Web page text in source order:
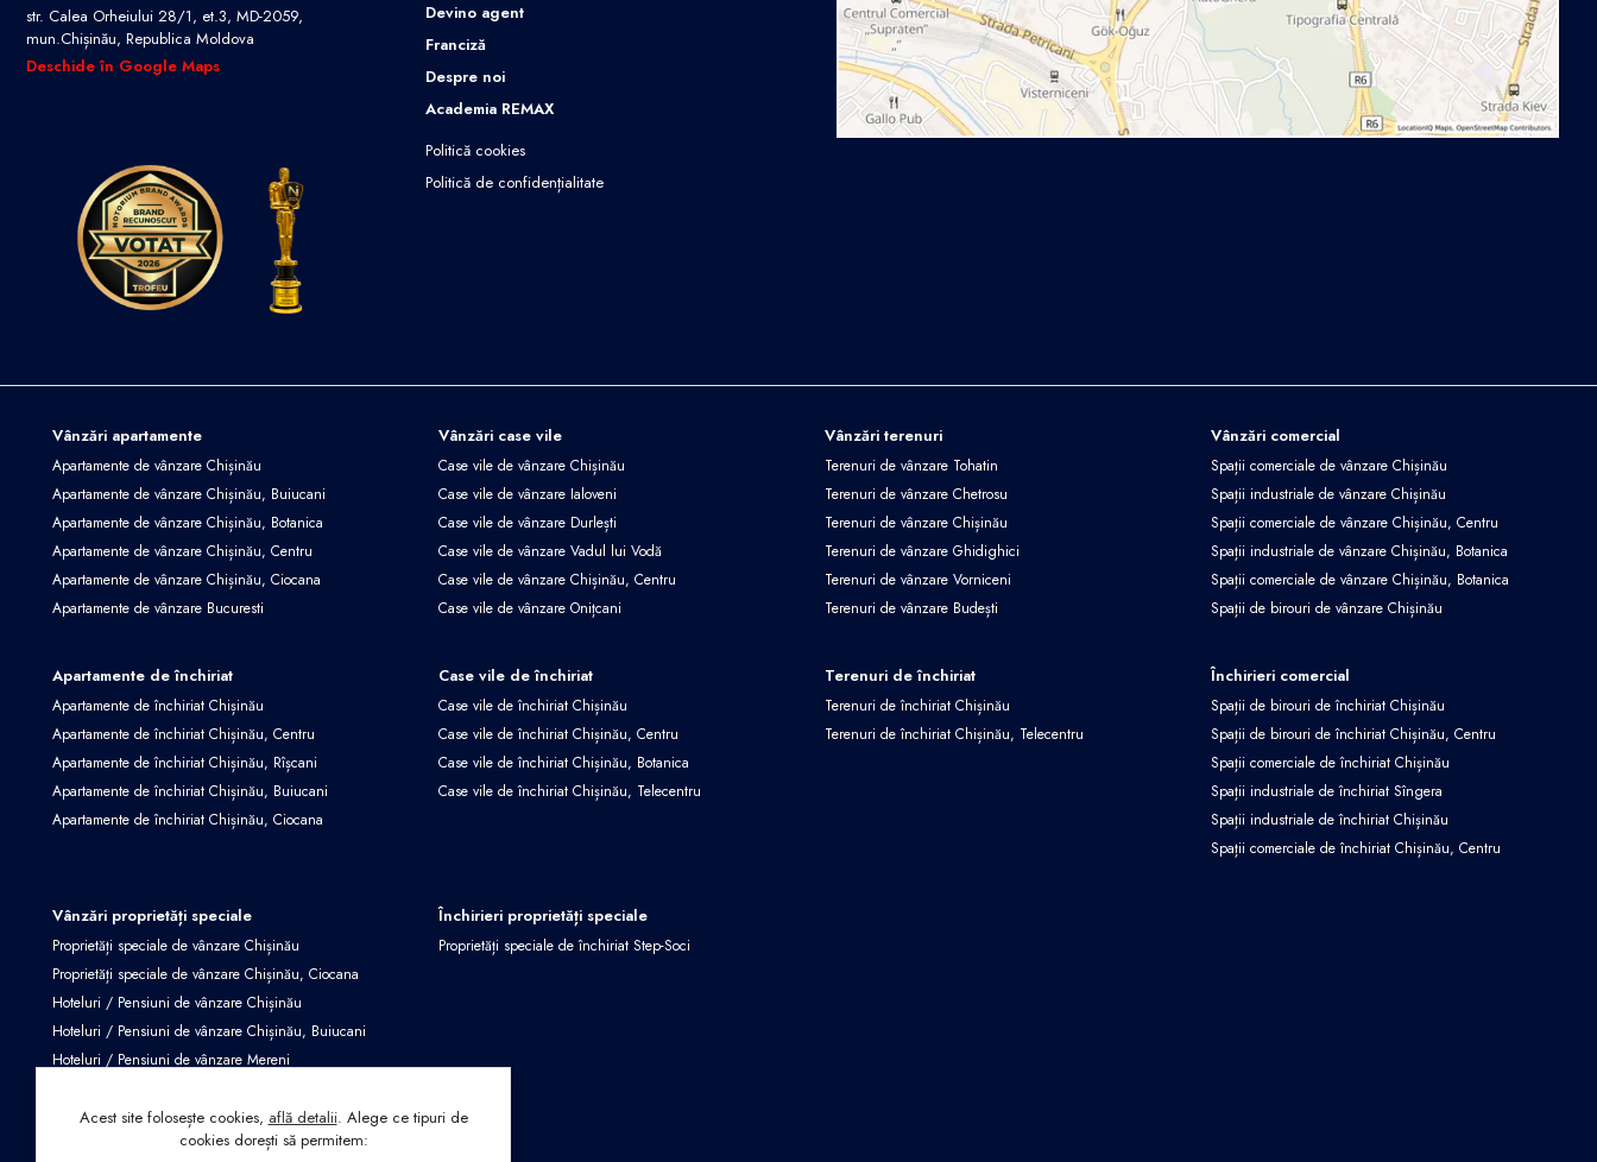
str. Calea Orheiului 28/1, et.3, MD-2059,
mun.Chișinău, Republica Moldova
Deschide în Google Maps
Devino agent
Franciză
Despre noi
Academia REMAX
Politică cookies
Politică de confidențialitate
Vânzări apartamente
Apartamente de vânzare Chișinău
Apartamente de vânzare Chișinău, Buiucani
Apartamente de vânzare Chișinău, Botanica
Apartamente de vânzare Chișinău, Centru
Apartamente de vânzare Chișinău, Ciocana
Apartamente de vânzare Bucuresti
Vânzări case vile
Case vile de vânzare Chișinău
Case vile de vânzare Ialoveni
Case vile de vânzare Durlești
Case vile de vânzare Vadul lui Vodă
Case vile de vânzare Chișinău, Centru
Case vile de vânzare Onițcani
Vânzări terenuri
Terenuri de vânzare Tohatin
Terenuri de vânzare Chetrosu
Terenuri de vânzare Chișinău
Terenuri de vânzare Ghidighici
Terenuri de vânzare Vorniceni
Terenuri de vânzare Budești
Vânzări comercial
Spații comerciale de vânzare Chișinău
Spații industriale de vânzare Chișinău
Spații comerciale de vânzare Chișinău, Centru
Spații industriale de vânzare Chișinău, Botanica
Spații comerciale de vânzare Chișinău, Botanica
Spații de birouri de vânzare Chișinău
Apartamente de închiriat
Apartamente de închiriat Chișinău
Apartamente de închiriat Chișinău, Centru
Apartamente de închiriat Chișinău, Rîșcani
Apartamente de închiriat Chișinău, Buiucani
Apartamente de închiriat Chișinău, Ciocana
Case vile de închiriat
Case vile de închiriat Chișinău
Case vile de închiriat Chișinău, Centru
Case vile de închiriat Chișinău, Botanica
Case vile de închiriat Chișinău, Telecentru
Terenuri de închiriat
Terenuri de închiriat Chișinău
Terenuri de închiriat Chișinău, Telecentru
Închirieri comercial
Spații de birouri de închiriat Chișinău
Spații de birouri de închiriat Chișinău, Centru
Spații comerciale de închiriat Chișinău
Spații industriale de închiriat Sîngera
Spații industriale de închiriat Chișinău
Spații comerciale de închiriat Chișinău, Centru
Vânzări proprietăți speciale
Proprietăți speciale de vânzare Chișinău
Proprietăți speciale de vânzare Chișinău, Ciocana
Hoteluri / Pensiuni de vânzare Chișinău
Hoteluri / Pensiuni de vânzare Chișinău, Buiucani
Hoteluri / Pensiuni de vânzare Mereni
Închirieri proprietăți speciale
Proprietăți speciale de închiriat Step-Soci
Acest site folosește cookies, află detalii. Alege ce tipuri de
cookies dorești să permitem: